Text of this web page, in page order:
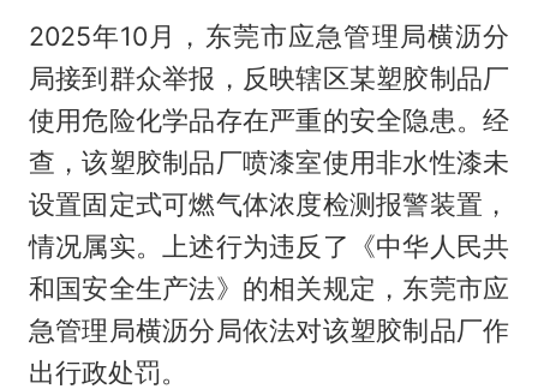
2025年10月，东莞市应急管理局横沥分
局接到群众举报，反映辖区某塑胶制品厂
使用危险化学品存在严重的安全隐患。经
查，该塑胶制品厂喷漆室使用非水性漆未
设置固定式可燃气体浓度检测报警装置，
情况属实。上述行为违反了《中华人民共
和国安全生产法》的相关规定，东莞市应
急管理局横沥分局依法对该塑胶制品厂作
出行政处罚。